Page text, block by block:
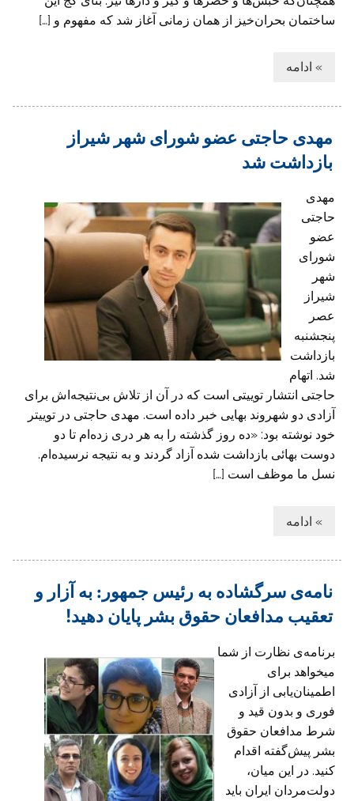
ساختمان بحران‌خیز از همان زمانی آغاز شد که مفهوم و […]
» ادامه
مهدی حاجتی عضو شورای شهر شیراز
بازداشت شد
مهدی
حاجتی
عضو
شورای
شهر
شیراز
عصر
پنجشنبه
بازداشت
شد. اتهام
حاجتی انتشار توییتی است که در آن از تلاش بی‌نتیجه‌اش برای
آزادی دو شهروند بهایی خبر داده است. مهدی حاجتی در توییتر
خود نوشته بود: «ده روز گذشته را به هر دری زده‌ام تا دو
دوست بهائی بازداشت شده آزاد گردند و به نتیجه نرسیده‌ام.
نسل ما موظف است […]
» ادامه
نامه‌ی سرگشاده به رئیس جمهور: به آزار و
تعقیب مدافعان حقوق بشر پایان دهید!
برنامه‌ی نظارت از شما
میخواهد برای
اطمینان‌یابی از آزادی
فوری و بدون قید و
شرط مدافعان حقوق
بشر پیش‌گفته اقدام
کنید. در این میان،
دولت‌مردان ایران باید